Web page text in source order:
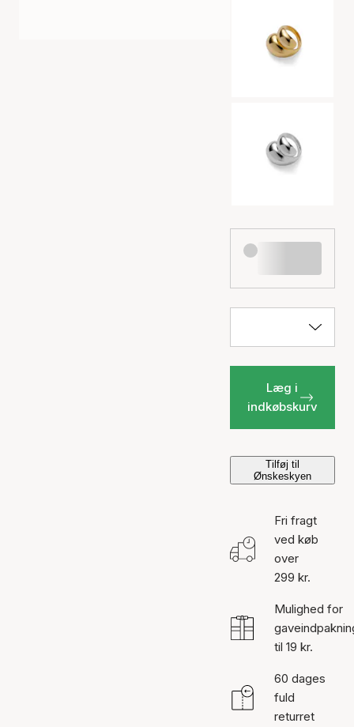
Læg i
indkøbskurv
Tilføj til
Ønskeskyen
Fri fragt
ved køb
over
299 kr.
Mulighed for
til 19 kr.
60 dages
fuld
returret